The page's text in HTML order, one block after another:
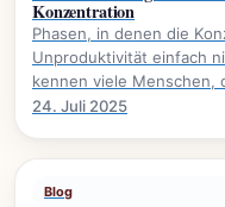
Konzentration
Phasen, in denen die
Unproduktivität einfach
kennen viele Menschen,
24. Juli 2025
Blog